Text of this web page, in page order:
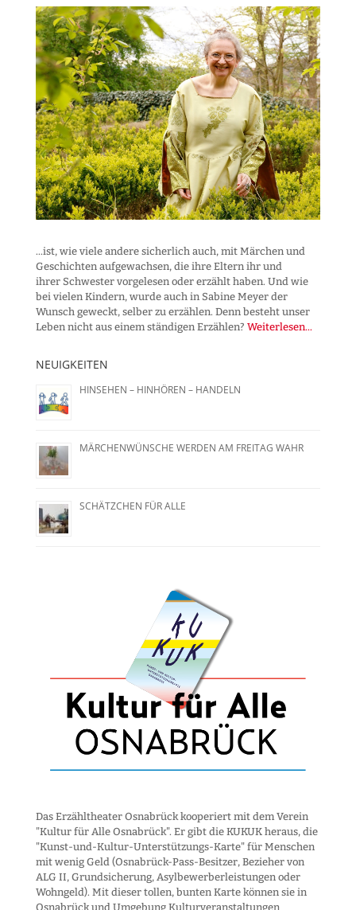
...ist, wie viele andere sicherlich auch, mit Märchen und
Geschichten aufgewachsen, die ihre Eltern ihr und
ihrer Schwester vorgelesen oder erzählt haben. Und wie
bei vielen Kindern, wurde auch in Sabine Meyer der
Wunsch geweckt, selber zu erzählen. Denn besteht unser
Leben nicht aus einem ständigen Erzählen? Weiterlesen...
NEUIGKEITEN
HINSEHEN – HINHÖREN – HANDELN
MÄRCHENWÜNSCHE WERDEN AM FREITAG WAHR
SCHÄTZCHEN FÜR ALLE
Das Erzähltheater Osnabrück kooperiert mit dem Verein
"Kultur für Alle Osnabrück". Er gibt die KUKUK heraus, die
"Kunst-und-Kultur-Unter­stützungs-Karte" für Menschen
mit wenig Geld (Osnabrück-Pass-Besitzer, Bezieher von
ALG II, Grund­sicherung, Asyl­bewerber­leistungen oder
Wohngeld). Mit dieser tollen, bunten Karte können sie in
Osnabrück und Umgebung Kultur­veranstaltungen